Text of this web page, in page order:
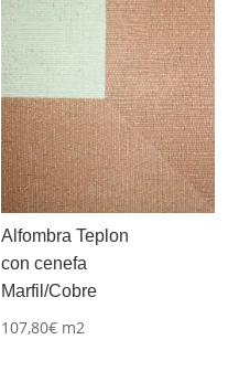
Alfombra Teplon
con cenefa
Marfil/Cobre
107,80€ m2